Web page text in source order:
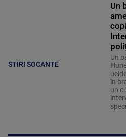
STIRI SOCANTE
Un
Un
în
un